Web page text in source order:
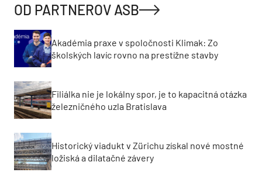
OD PARTNEROV ASB
Akadémia praxe v spoločnosti Klimak: Zo
školských lavíc rovno na prestížne stavby
Filiálka nie je lokálny spor, je to kapacitná otázka
železničného uzla Bratislava
Historický viadukt v Zürichu získal nové mostné
ložiská a dilatačné závery